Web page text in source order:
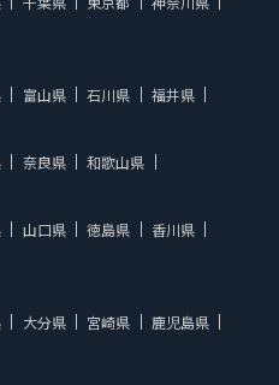
富山県 石川県
福井県
奈良県
和歌山県
山口県 徳島県
香川県
大分県 宮崎県
鹿児島県